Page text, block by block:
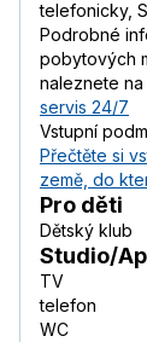
telefonicky,
Podrobné
pobytových
naleznete
servis 24/7
Vstupní
Přečtěte si
země, do
Pro děti
Dětský klub
Studio/
TV
telefon
WC